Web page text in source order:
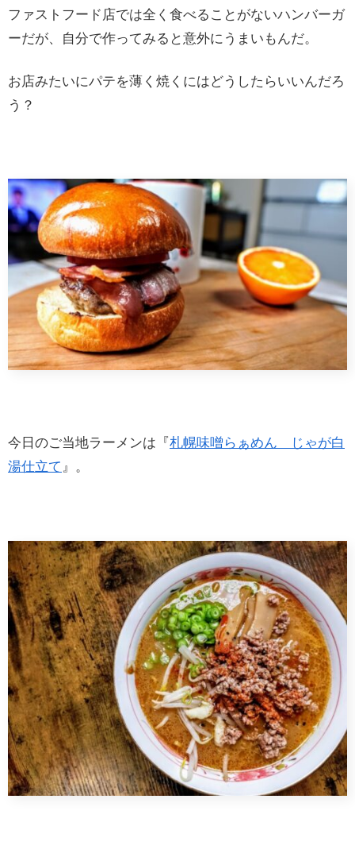
ファストフード店では全く食べることがないハンバーガ
ーだが、自分で作ってみると意外にうまいもんだ。
お店みたいにパテを薄く焼くにはどうしたらいいんだろ
う？
今日のご当地ラーメンは『 札幌味噌らぁめん じゃが白
湯仕立て 』。